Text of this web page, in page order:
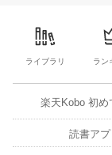
ライブラリ ラン
楽天Kobo 初め
読書アプ